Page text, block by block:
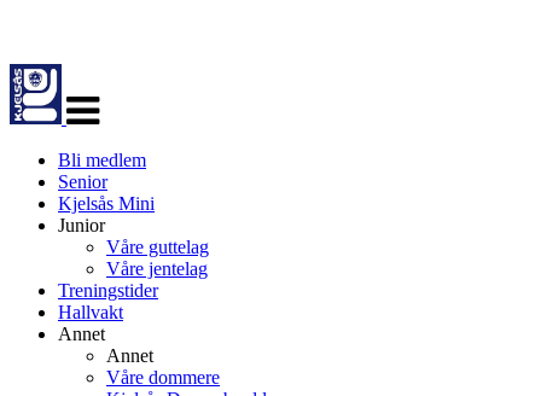
navigasjon
Bli medlem
Senior
Kjelsås Mini
Junior
Våre guttelag
Våre jentelag
Treningstider
Hallvakt
Annet
Annet
Våre dommere